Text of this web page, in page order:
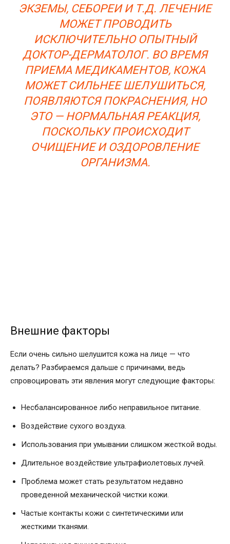
ЭКЗЕМЫ, СЕБОРЕИ И Т.Д. ЛЕЧЕНИЕ
МОЖЕТ ПРОВОДИТЬ
ИСКЛЮЧИТЕЛЬНО ОПЫТНЫЙ
ДОКТОР-ДЕРМАТОЛОГ. ВО ВРЕМЯ
ПРИЕМА МЕДИКАМЕНТОВ, КОЖА
МОЖЕТ СИЛЬНЕЕ ШЕЛУШИТЬСЯ,
ПОЯВЛЯЮТСЯ ПОКРАСНЕНИЯ, НО
ЭТО — НОРМАЛЬНАЯ РЕАКЦИЯ,
ПОСКОЛЬКУ ПРОИСХОДИТ
ОЧИЩЕНИЕ И ОЗДОРОВЛЕНИЕ
ОРГАНИЗМА.
Внешние факторы
Если очень сильно шелушится кожа на лице — что
делать? Разбираемся дальше с причинами, ведь
спровоцировать эти явления могут следующие факторы:
Несбалансированное либо неправильное питание.
Воздействие сухого воздуха.
Использования при умывании слишком жесткой воды.
Длительное воздействие ультрафиолетовых лучей.
Проблема может стать результатом недавно
проведенной механической чистки кожи.
Частые контакты кожи с синтетическими или
жесткими тканями.